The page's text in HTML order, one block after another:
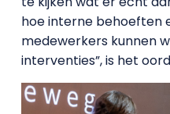
hoe interne behoeften
medewerkers kunnen
interventies”, is het